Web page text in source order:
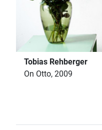
Tobias Rehberger
On Otto, 2009